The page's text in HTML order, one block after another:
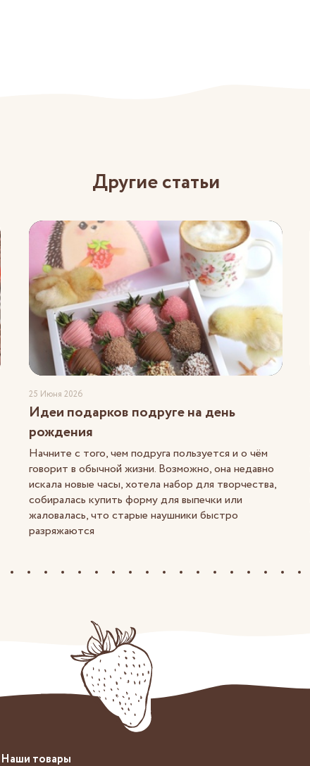
Другие статьи
25 Июня 2026
Идеи подарков подруге на день
рождения
Начните с того, чем подруга пользуется и о чём
говорит в обычной жизни. Возможно, она недавно
искала новые часы, хотела набор для творчества,
собиралась купить форму для выпечки или
жаловалась, что старые наушники быстро
разряжаются
Наши товары